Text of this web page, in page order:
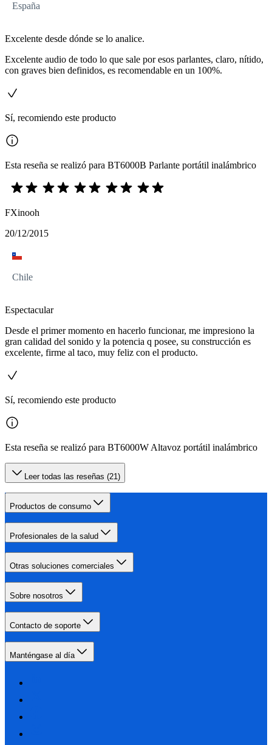
España
Excelente desde dónde se lo analice.
Excelente audio de todo lo que sale por esos parlantes, claro, nítido,
con graves bien definidos, es recomendable en un 100%.
Sí, recomiendo este producto
Esta reseña se realizó para BT6000B Parlante portátil inalámbrico
FXinooh
20/12/2015
Chile
Espectacular
Desde el primer momento en hacerlo funcionar, me impresiono la
gran calidad del sonido y la potencia q posee, su construcción es
excelente, firme al taco, muy feliz con el producto.
Sí, recomiendo este producto
Esta reseña se realizó para BT6000W Altavoz portátil inalámbrico
Leer todas las reseñas (21)
Productos de consumo
Profesionales de la salud
Otras soluciones comerciales
Sobre nosotros
Contacto de soporte
Manténgase al día